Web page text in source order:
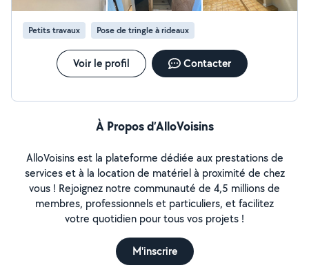
Petits travaux Pose de tringle à rideaux
Voir le profil Contacter
À Propos d’AlloVoisins
AlloVoisins est la plateforme dédiée aux prestations de
services et à la location de matériel à proximité de chez
vous ! Rejoignez notre communauté de 4,5 millions de
membres, professionnels et particuliers, et facilitez
votre quotidien pour tous vos projets !
M'inscrire